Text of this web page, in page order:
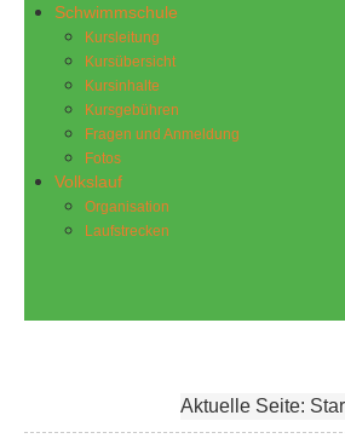
Schwimmschule
Kursleitung
Kursübersicht
Kursinhalte
Kursgebühren
Fragen und Anmeldung
Fotos
Volkslauf
Organisation
Laufstrecken
Aktuelle Seite: